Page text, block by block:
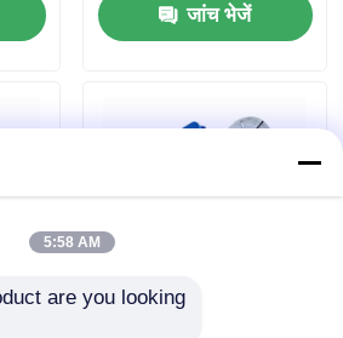
करें
जांच भेजें
5:58 AM
are you looking